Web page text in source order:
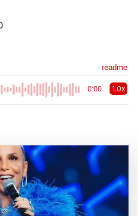
readme
0:00 1.0x